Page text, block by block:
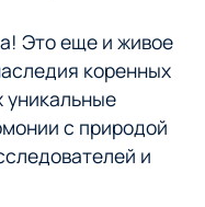
Это еще и живое
коренных
уникальные
с природой
и